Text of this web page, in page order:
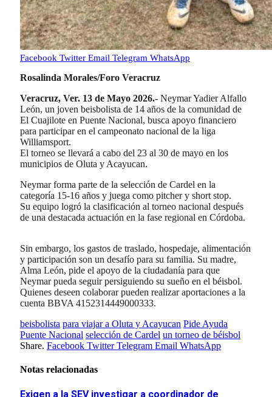
Facebook Twitter Email Telegram WhatsApp
Rosalinda Morales/Foro Veracruz
Veracruz, Ver. 13 de Mayo 2026.- Neymar Yadier Alfallo
León, un joven beisbolista de 14 años de la comunidad de
El Cuajilote en Puente Nacional, busca apoyo financiero
para participar en el campeonato nacional de la liga
Williamsport.
El torneo se llevará a cabo del 23 al 30 de mayo en los
municipios de Oluta y Acayucan.
Neymar forma parte de la selección de Cardel en la
categoría 15-16 años y juega como pitcher y short stop.
Su equipo logró la clasificación al torneo nacional después
de una destacada actuación en la fase regional en Córdoba.
Sin embargo, los gastos de traslado, hospedaje, alimentación
y participación son un desafío para su familia. Su madre,
Alma León, pide el apoyo de la ciudadanía para que
Neymar pueda seguir persiguiendo su sueño en el béisbol.
Quienes deseen colaborar pueden realizar aportaciones a la
cuenta BBVA 4152314449000333.
beisbolista para viajar a Oluta y Acayucan Pide Ayuda
Puente Nacional selección de Cardel un torneo de béisbol
Share. Facebook Twitter Telegram Email WhatsApp
Notas relacionadas
Exigen a la SEV investigar a coordinador de